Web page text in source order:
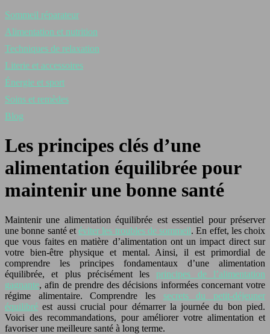
Sommeil réparateur
Alimentation et nutrition
Techniques de relaxation
Literie et accessoires
Énergie et sport
Soins et remèdes
Blog
Les principes clés d’une
alimentation équilibrée pour
maintenir une bonne santé
Maintenir une alimentation équilibrée est essentiel pour préserver
une bonne santé et éviter les troubles de sommeil. En effet, les choix
que vous faites en matière d’alimentation ont un impact direct sur
votre bien-être physique et mental. Ainsi, il est primordial de
comprendre les principes fondamentaux d’une alimentation
équilibrée, et plus précisément les principes de l’alimentation
gagnante, afin de prendre des décisions informées concernant votre
régime alimentaire. Comprendre les secrets du petit-déjeuner
équilibré est aussi crucial pour démarrer la journée du bon pied.
Voici des recommandations, pour améliorer votre alimentation et
favoriser une meilleure santé à long terme.